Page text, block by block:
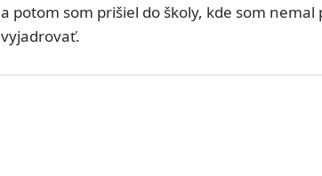
a potom som prišiel do školy, kde som
vyjadrovať.